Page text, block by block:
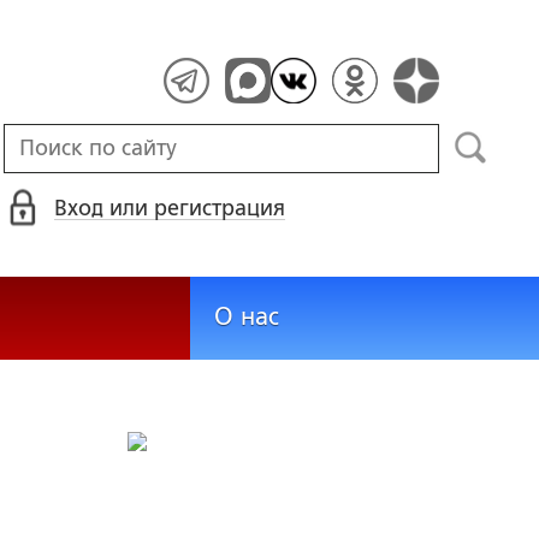
Вход или регистрация
О нас